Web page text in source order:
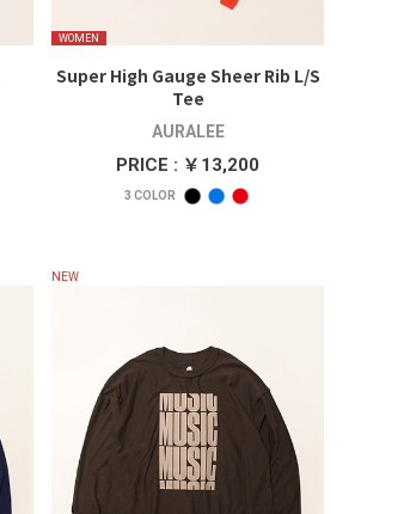
WOMEN
Super High Gauge Sheer Rib L/S
Tee
AURALEE
PRICE : ￥13,200
3 COLOR
NEW